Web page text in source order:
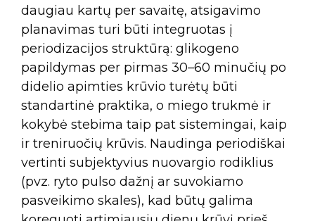
daugiau kartų per savaitę, atsigavimo
planavimas turi būti integruotas į
periodizacijos struktūrą: glikogeno
papildymas per pirmas 30–60 minučių po
didelio apimties krūvio turėtų būti
standartinė praktika, o miego trukmė ir
kokybė stebima taip pat sistemingai, kaip
ir treniruočių krūvis. Naudinga periodiškai
vertinti subjektyvius nuovargio rodiklius
(pvz. ryto pulso dažnį ar suvokiamo
pasveikimo skales), kad būtų galima